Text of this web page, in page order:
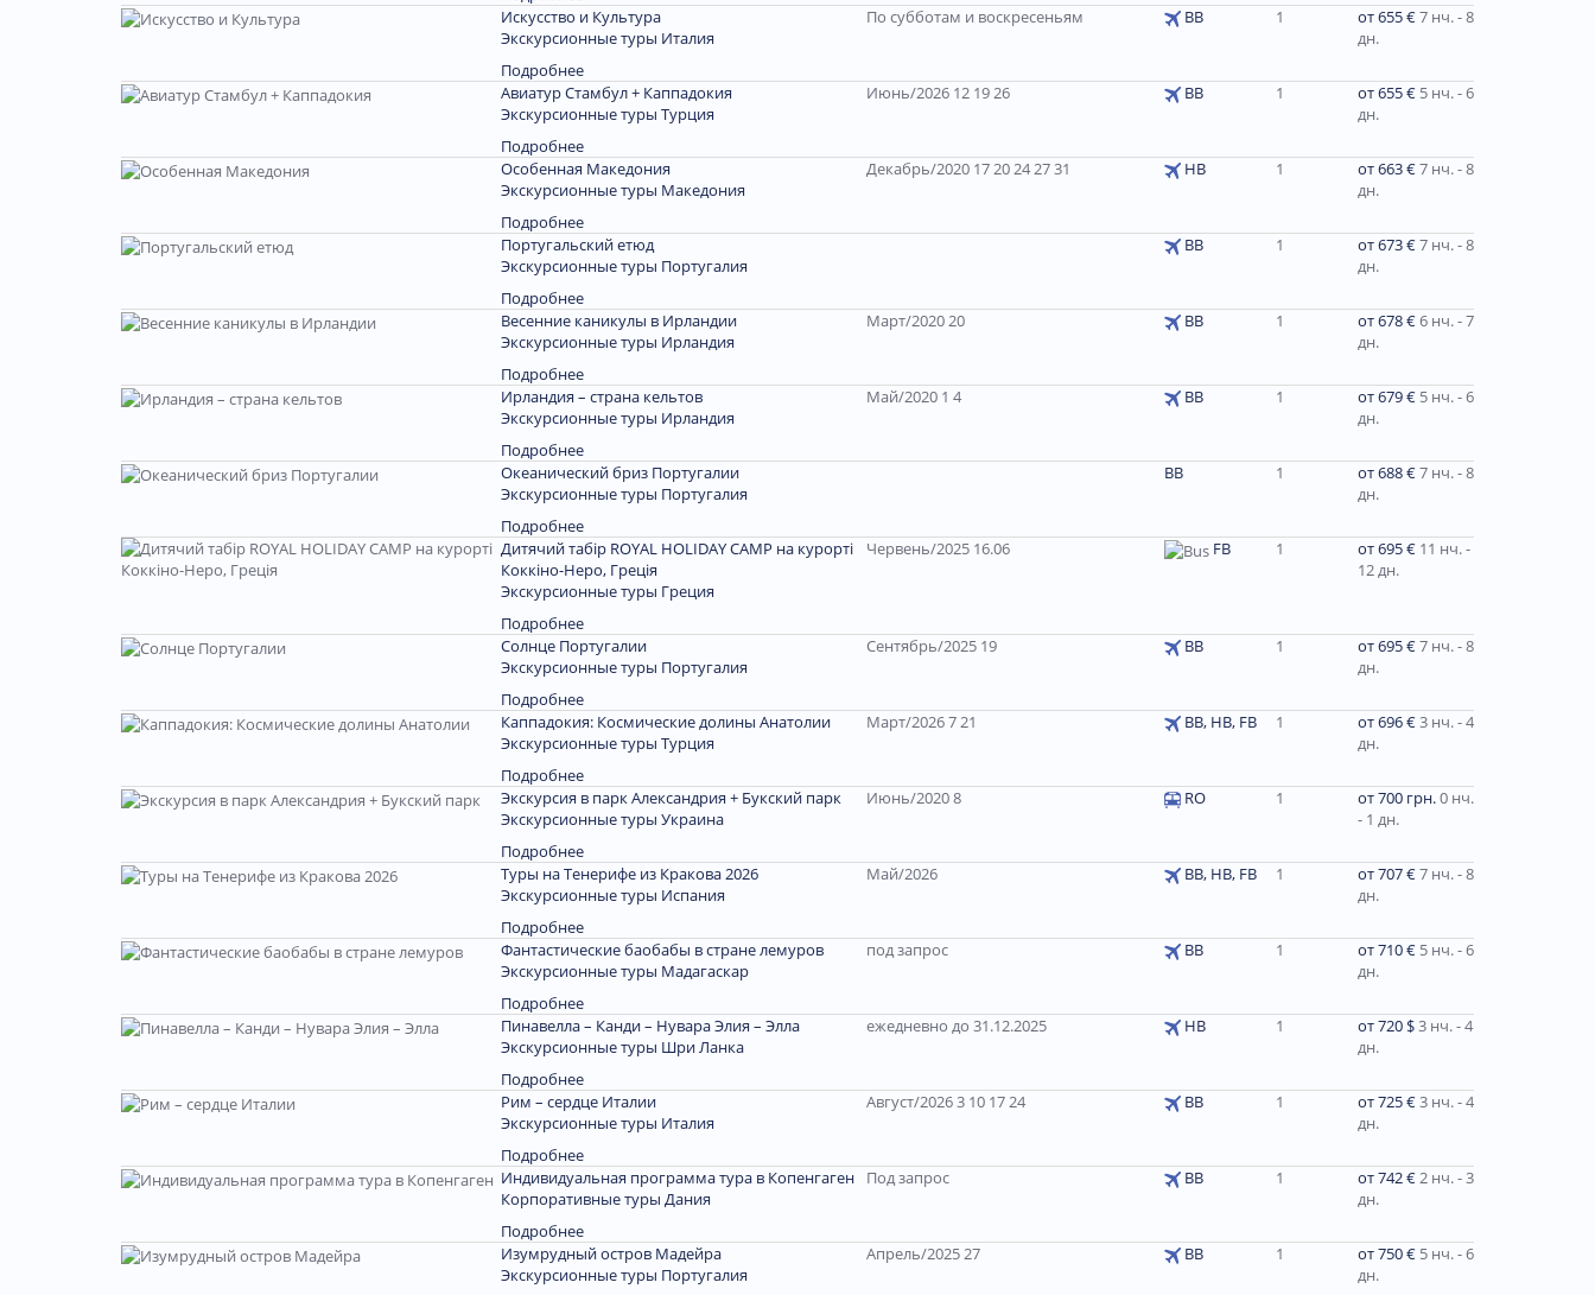
Искусство и Культура
Экскурсионные туры Италия
Подробнее
По субботам и воскресеньям ВВ 1 от 655 €7 нч. - 8
дн.
Авиатур Стамбул + Каппадокия
Экскурсионные туры Турция
Подробнее
Июнь/2026 12 19 26 ВВ 1 от 655 € 5 нч. - 6
дн.
Особенная Македония
Экскурсионные туры Македония
Подробнее
Декабрь/2020 17 20 24 27 31 HB 1 от 663 €7 нч. - 8
дн.
Португальский етюд
Экскурсионные туры Португалия
Подробнее
BB 1 от 673 €7 нч. - 8
дн.
Весенние каникулы в Ирландии
Экскурсионные туры Ирландия
Подробнее
Март/2020 20 BB 1 от 678 €6 нч. - 7
дн.
Ирландия – страна кельтов
Экскурсионные туры Ирландия
Подробнее
Май/2020 1 4 ВВ 1 от 679 € 5 нч. - 6
дн.
Океанический бриз Португалии
Экскурсионные туры Португалия
Подробнее
BB 1 от 688 €7 нч. - 8
дн.
Дитячий табір ROYAL HOLIDAY CAMP на курорті
Коккіно-Неро, Греція
Экскурсионные туры Греция
Подробнее
Червень/2025 16.06 FB 1 от 695 € 11 нч. -
12 дн.
Солнце Португалии
Экскурсионные туры Португалия
Подробнее
Сентябрь/2025 19 BB 1 от 695 €7 нч. - 8
дн.
Каппадокия: Космические долины Анатолии
Экскурсионные туры Турция
Подробнее
Март/2026 7 21 ВВ, HB, FB 1 от 696 €3 нч. - 4
дн.
Экскурсия в парк Александрия + Букский парк
Экскурсионные туры Украина
Подробнее
Июнь/2020 8 RO 1 от 700 грн.0 нч.
- 1 дн.
Туры на Тенерифе из Кракова 2026
Экскурсионные туры Испания
Подробнее
Май/2026 BB, HB, FB 1 от 707 €7 нч. - 8
дн.
Фантастические баобабы в стране лемуров
Экскурсионные туры Мадагаскар
Подробнее
под запрос BB 1 от 710 € 5 нч. - 6
дн.
Пинавелла – Канди – Нувара Элия – Элла
Экскурсионные туры Шри Ланка
Подробнее
ежедневно до 31.12.2025 HB 1 от 720 $3 нч. - 4
дн.
Рим – сердце Италии
Экскурсионные туры Италия
Подробнее
Август/2026 3 10 17 24 BB 1 от 725 €3 нч. - 4
дн.
Индивидуальная программа тура в Копенгаген
Корпоративные туры Дания
Подробнее
Под запрос ВВ 1 от 742 €2 нч. - 3
дн.
Изумрудный остров Мадейра
Экскурсионные туры Португалия
Апрель/2025 27 ВВ 1 от 750 € 5 нч. - 6
дн.